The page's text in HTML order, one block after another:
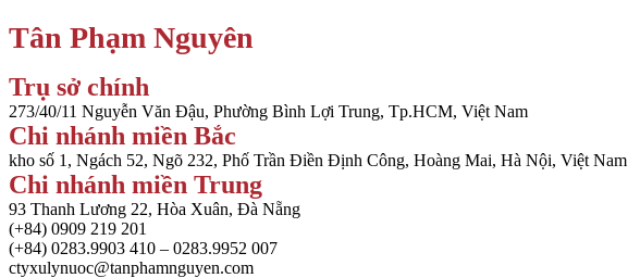
Tân Phạm Nguyên
Trụ sở chính
273/40/11 Nguyễn Văn Đậu, Phường Bình Lợi Trung, Tp.HCM, Việt Nam
Chi nhánh miền Bắc
kho số 1, Ngách 52, Ngõ 232, Phố Trần Điền Định Công, Hoàng Mai, Hà Nội, Việt Nam
Chi nhánh miền Trung
93 Thanh Lương 22, Hòa Xuân, Đà Nẵng
(+84) 0909 219 201
(+84) 0283.9903 410 – 0283.9952 007
ctyxulynuoc@tanphamnguyen.com